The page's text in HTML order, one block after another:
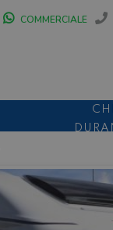
COMMERCIALE